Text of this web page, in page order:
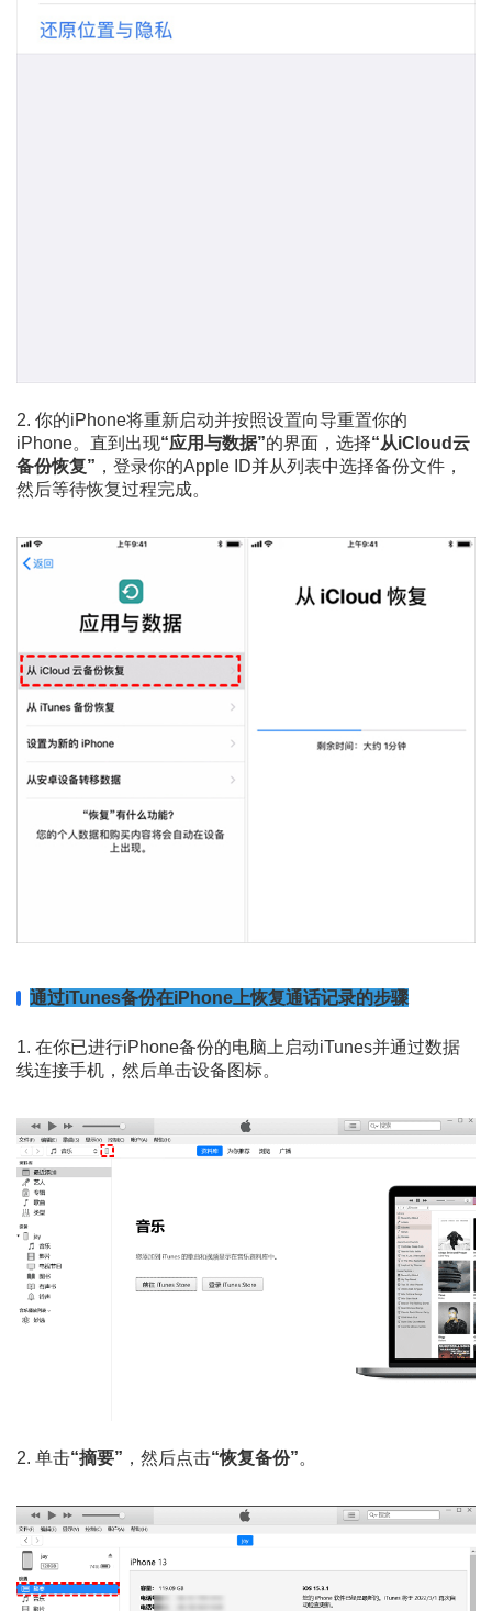
2. 你的iPhone将重新启动并按照设置向导重置你的
iPhone。直到出现“应用与数据”的界面，选择“从iCloud云
备份恢复” ，登录你的Apple ID并从列表中选择备份文件，
然后等待恢复过程完成。
通过iTunes备份在iPhone上恢复通话记录的步骤
1. 在你已进行iPhone备份的电脑上启动iTunes并通过数据
线连接手机，然后单击设备图标。
2. 单击“摘要” ，然后点击“恢复备份”。